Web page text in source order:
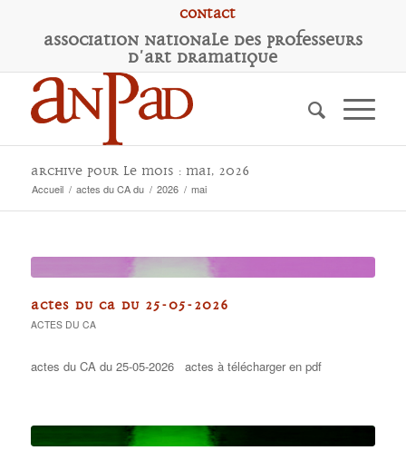
Contact
Association Nationale des Professeurs
d'Art Dramatique
Archive pour le mois : mai, 2026
Accueil / actes du CA du / 2026 / mai
ACTES DU CA DU 25-05-2026
ACTES DU CA
actes du CA du 25-05-2026 actes à télécharger en pdf